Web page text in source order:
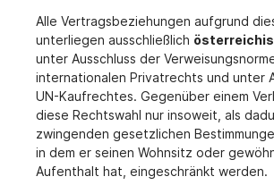
Alle Vertragsbeziehungen aufgrund
unterliegen ausschließlich
unter Ausschluss der
internationalen Privatrechts und unter
UN-Kaufrechtes. Gegenüber einem
diese Rechtswahl nur insoweit, als
zwingenden gesetzlichen
in dem er seinen Wohnsitz oder
Aufenthalt hat, eingeschränkt werden.